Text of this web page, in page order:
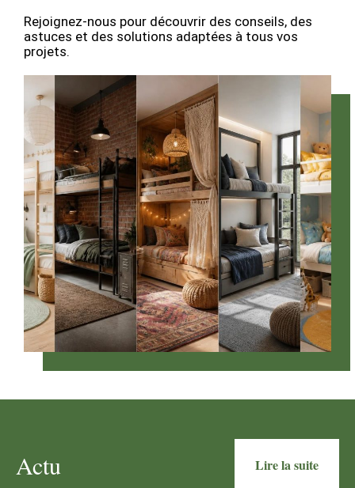
Rejoignez-nous pour découvrir des conseils, des
astuces et des solutions adaptées à tous vos
projets.
Actu Lire la suite